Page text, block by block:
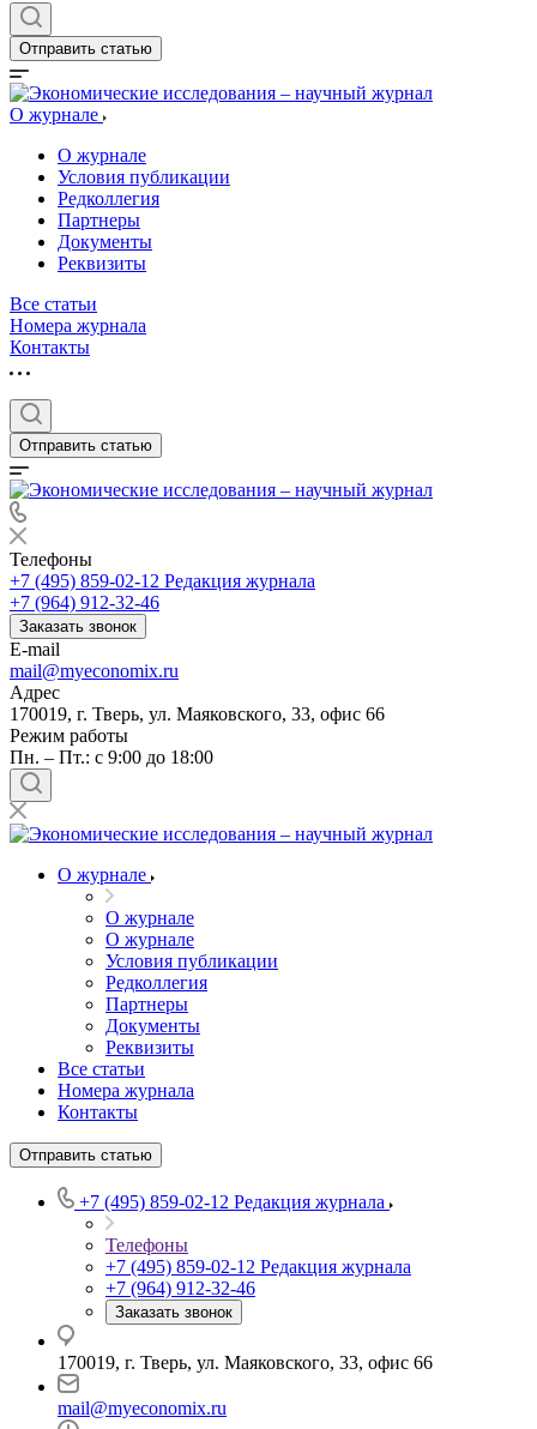
Отправить статью
О журнале
О журнале
Условия публикации
Редколлегия
Партнеры
Документы
Реквизиты
Все статьи
Номера журнала
Контакты
Отправить статью
Телефоны
+7 (495) 859-02-12 Редакция журнала
+7 (964) 912-32-46
Заказать звонок
E-mail
mail@myeconomix.ru
Адрес
170019, г. Тверь, ул. Маяковского, 33, офис 66
Режим работы
Пн. – Пт.: с 9:00 до 18:00
О журнале
О журнале
О журнале
Условия публикации
Редколлегия
Партнеры
Документы
Реквизиты
Все статьи
Номера журнала
Контакты
Отправить статью
+7 (495) 859-02-12 Редакция журнала
Телефоны
+7 (495) 859-02-12 Редакция журнала
+7 (964) 912-32-46
Заказать звонок
170019, г. Тверь, ул. Маяковского, 33, офис 66
mail@myeconomix.ru